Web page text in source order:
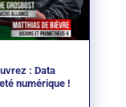
: Data
numérique !